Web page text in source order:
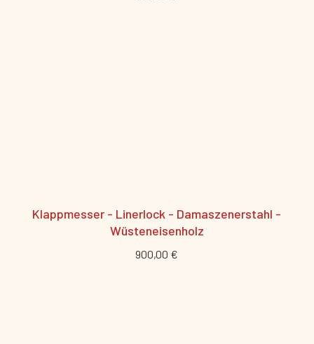
Klappmesser - Linerlock - Damaszenerstahl -
Wüsteneisenholz
900,00 €